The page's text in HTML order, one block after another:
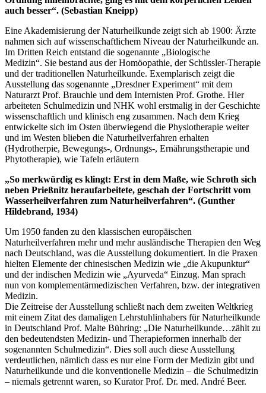
auch besser“. (Sebastian Kneipp)
Eine Akademisierung der Naturheilkunde zeigt sich ab 1900: Ärzte
nahmen sich auf wissenschaftlichem Niveau der Naturheilkunde an.
Im Dritten Reich entstand die sogenannte „Biologische
Medizin“. Sie bestand aus der Homöopathie, der Schüssler-Therapie
und der traditionellen Naturheilkunde. Exemplarisch zeigt die
Ausstellung das sogenannte „Dresdner Experiment“ mit dem
Naturarzt Prof. Brauchle und dem Internisten Prof. Grothe. Hier
arbeiteten Schulmedizin und NHK wohl erstmalig in der Geschichte
wissenschaftlich und klinisch eng zusammen. Nach dem Krieg
entwickelte sich im Osten überwiegend die Physiotherapie weiter
und im Westen blieben die Naturheilverfahren erhalten
(Hydrotherpie, Bewegungs-, Ordnungs-, Ernährungstherapie und
Phytotherapie), wie Tafeln erläutern
„So merkwürdig es klingt: Erst in dem Maße, wie Schroth sich
neben Prießnitz heraufarbeitete, geschah der Fortschritt vom
Wasserheilverfahren zum Naturheilverfahren“. (Gunther
Hildebrand, 1934)
Um 1950 fanden zu den klassischen europäischen
Naturheilverfahren mehr und mehr ausländische Therapien den Weg
nach Deutschland, was die Ausstellung dokumentiert. In die Praxen
hielten Elemente der chinesischen Medizin wie „die Akupunktur“
und der indischen Medizin wie „Ayurveda“ Einzug. Man sprach
nun von komplementärmedizischen Verfahren, bzw. der integrativen
Medizin.
Die Zeitreise der Ausstellung schließt nach dem zweiten Weltkrieg
mit einem Zitat des damaligen Lehrstuhlinhabers für Naturheilkunde
in Deutschland Prof. Malte Bühring: „Die Naturheilkunde…zählt zu
den bedeutendsten Medizin- und Therapieformen innerhalb der
sogenannten Schulmedizin“. Dies soll auch diese Ausstellung
verdeutlichen, nämlich dass es nur eine Form der Medizin gibt und
Naturheilkunde und die konventionelle Medizin – die Schulmedizin
– niemals getrennt waren, so Kurator Prof. Dr. med. André Beer.